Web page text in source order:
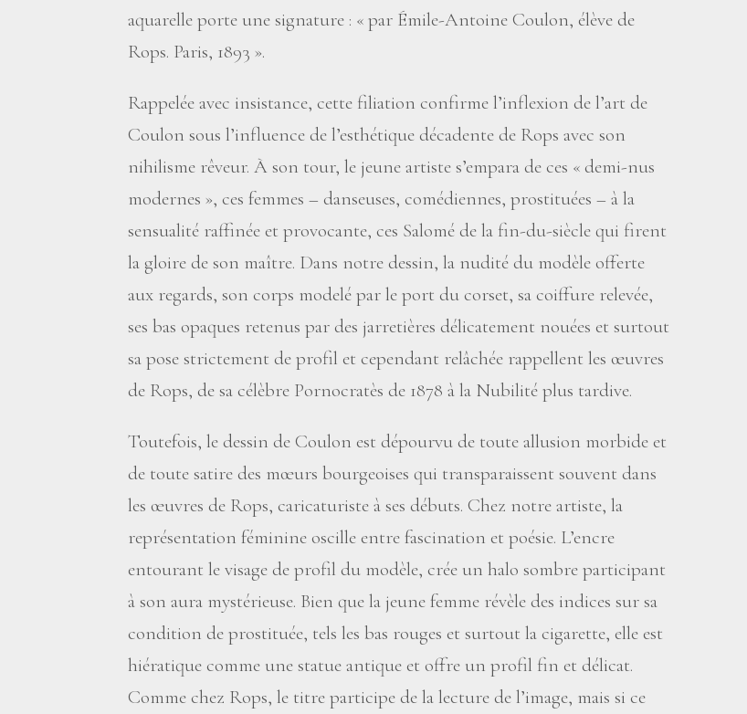
aquarelle porte une signature : « par Émile-Antoine Coulon, élève de
Rops. Paris, 1893 ».
Rappelée avec insistance, cette filiation confirme l’inflexion de l’art de
Coulon sous l’influence de l’esthétique décadente de Rops avec son
nihilisme rêveur. À son tour, le jeune artiste s’empara de ces « demi-nus
modernes », ces femmes – danseuses, comédiennes, prostituées – à la
sensualité raffinée et provocante, ces Salomé de la fin-du-siècle qui firent
la gloire de son maître. Dans notre dessin, la nudité du modèle offerte
aux regards, son corps modelé par le port du corset, sa coiffure relevée,
ses bas opaques retenus par des jarretières délicatement nouées et surtout
sa pose strictement de profil et cependant relâchée rappellent les œuvres
de Rops, de sa célèbre Pornocratès de 1878 à la Nubilité plus tardive.
Toutefois, le dessin de Coulon est dépourvu de toute allusion morbide et
de toute satire des mœurs bourgeoises qui transparaissent souvent dans
les œuvres de Rops, caricaturiste à ses débuts. Chez notre artiste, la
représentation féminine oscille entre fascination et poésie. L’encre
entourant le visage de profil du modèle, crée un halo sombre participant
à son aura mystérieuse. Bien que la jeune femme révèle des indices sur sa
condition de prostituée, tels les bas rouges et surtout la cigarette, elle est
hiératique comme une statue antique et offre un profil fin et délicat.
Comme chez Rops, le titre participe de la lecture de l’image, mais si ce